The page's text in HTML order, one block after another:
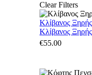
Clear Filters
Κλίβανος
Κλίβανος
€55.00